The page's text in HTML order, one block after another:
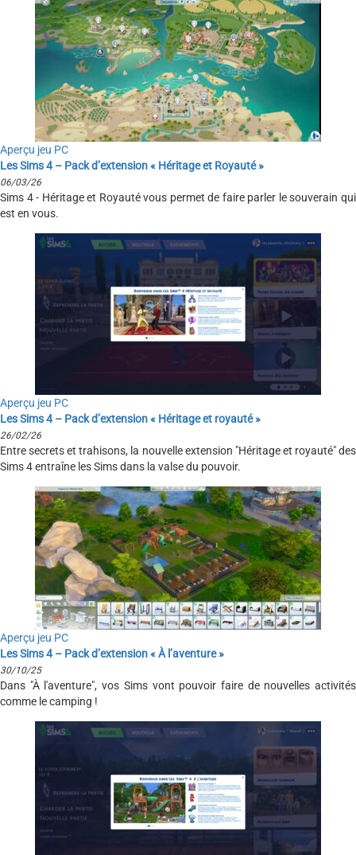
Aperçu jeu PC
Les Sims 4 – Pack d’extension « Héritage et Royauté »
06/03/26
Sims 4 - Héritage et Royauté vous permet de faire parler le souverain qui
est en vous.
Aperçu jeu PC
Les Sims 4 – Pack d’extension « Héritage et royauté »
26/02/26
Entre secrets et trahisons, la nouvelle extension "Héritage et royauté" des
Sims 4 entraîne les Sims dans la valse du pouvoir.
Aperçu jeu PC
Les Sims 4 – Pack d’extension « À l’aventure »
30/10/25
Dans "À l'aventure", vos Sims vont pouvoir faire de nouvelles activités
comme le camping !